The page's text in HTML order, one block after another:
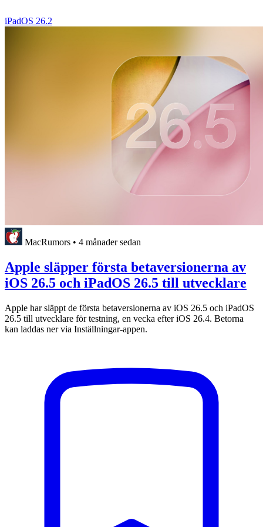
iPadOS 26.2
MacRumors • 4 månader sedan
Apple släpper första betaversionerna av
iOS 26.5 och iPadOS 26.5 till utvecklare
Apple har släppt de första betaversionerna av iOS 26.5 och iPadOS
26.5 till utvecklare för testning, en vecka efter iOS 26.4. Betorna
kan laddas ner via Inställningar-appen.